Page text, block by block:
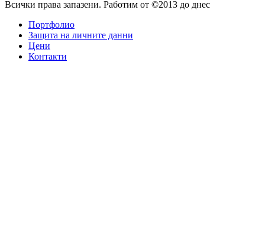
Всички права запазени. Работим от ©2013 до днес
Портфолио
Защита на личните данни
Цени
Контакти